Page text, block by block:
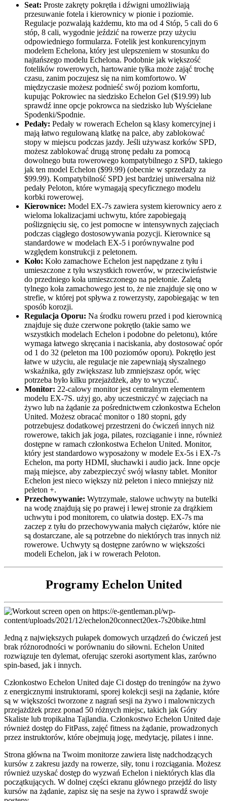
Seat: Proste zakręty pokrętła i dźwigni umożliwiają
przesuwanie fotela i kierownicy w pionie i poziomie.
Regulacje pozwalają każdemu, kto ma od 4 Stóp, 5 cali do 6
stóp, 8 cali, wygodnie jeździć na rowerze przy użyciu
odpowiedniego formularza. Fotelik jest konkurencyjnym
modelem Echelona, który jest ulepszeniem w stosunku do
najtańszego modelu Echelona. Podobnie jak większość
fotelików rowerowych, hartowanie tyłka może zająć trochę
czasu, zanim poczujesz się na nim komfortowo. W
międzyczasie możesz podnieść swój poziom komfortu,
kupując Pokrowiec na siedzisko Echelon Gel ($19.99) lub
sprawdź inne opcje pokrowca na siedzisko lub Wyściełane
Spodenki/Spodnie.
Pedały: Pedały w rowerach Echelon są klasy komercyjnej i
mają łatwo regulowaną klatkę na palce, aby zablokować
stopy w miejscu podczas jazdy. Jeśli używasz korków SPD,
możesz zablokować drugą stronę pedału za pomocą
dowolnego buta rowerowego kompatybilnego z SPD, takiego
jak ten model Echelon ($99.99) (obecnie w sprzedaży za
$99.99). Kompatybilność SPD jest bardziej uniwersalna niż
pedały Peloton, które wymagają specyficznego modelu
korbki rowerowej.
Kierownice: Model EX-7s zawiera system kierownicy aero z
wieloma lokalizacjami uchwytu, które zapobiegają
poślizgnięciu się, co jest pomocne w intensywnych zajęciach
podczas ciągłego dostosowywania pozycji. Kierownice są
standardowe w modelach EX-5 i porównywalne pod
względem konstrukcji z peletonem.
Koło: Koło zamachowe Echelon jest napędzane z tyłu i
umieszczone z tyłu wszystkich rowerów, w przeciwieństwie
do przedniego koła umieszczonego na peletonie. Zaletą
tylnego koła zamachowego jest to, że nie znajduje się ono w
strefie, w której pot spływa z rowerzysty, zapobiegając w ten
sposób korozji.
Regulacja Oporu: Na środku roweru przed i pod kierownicą
znajduje się duże czerwone pokrętło (takie samo we
wszystkich modelach Echelon i podobne do peletonu), które
wymaga łatwego skręcania i naciskania, aby dostosować opór
od 1 do 32 (peleton ma 100 poziomów oporu). Pokrętło jest
łatwe w użyciu, ale regulacje nie zapewniają słyszalnego
wskaźnika, gdy zwiększasz lub zmniejszasz opór, więc
potrzeba było kilku przejażdżek, aby to wyczuć.
Monitor: 22-calowy monitor jest centralnym elementem
modelu EX-7S. użyj go, aby uczestniczyć w zajęciach na
żywo lub na żądanie za pośrednictwem członkostwa Echelon
United. Możesz obracać monitor o 180 stopni, gdy
potrzebujesz dodatkowej przestrzeni do ćwiczeń innych niż
rowerowe, takich jak joga, pilates, rozciąganie i inne, również
dostępne w ramach członkostwa Echelon United. Monitor,
który jest standardowo wyposażony w modele Ex-5s i EX-7s
Echelon, ma porty HDMI, słuchawki i audio jack. Inne opcje
mają miejsce, aby zabezpieczyć swój własny tablet. Monitor
Echelon jest nieco większy niż peleton i nieco mniejszy niż
peleton +.
Przechowywanie: Wytrzymałe, stalowe uchwyty na butelki
na wodę znajdują się po prawej i lewej stronie za drążkiem
uchwytu i pod monitorem, co ułatwia dostęp. EX-7s ma
zaczep z tyłu do przechowywania małych ciężarów, które nie
są dostarczane, ale są potrzebne do niektórych tras innych niż
rowerowe. Uchwyty są dostępne zarówno w większości
modeli Echelon, jak i w rowerach Peloton.
Programy Echelon United
Jedną z największych pułapek domowych urządzeń do ćwiczeń jest
brak różnorodności w porównaniu do siłowni. Echelon United
rozwiązuje ten dylemat, oferując szeroki asortyment klas, zarówno
spin-based, jak i innych.
Członkostwo Echelon United daje Ci dostęp do treningów na żywo
z energicznymi instruktorami, sporej kolekcji sesji na żądanie, które
są w większości tworzone z nagrań sesji na żywo i malowniczych
przejażdżek przez ponad 50 różnych miejsc, takich jak Góry
Skaliste lub tropikalna Tajlandia. Członkostwo Echelon United daje
również dostęp do FitPass, zajęć fitness na żądanie, prowadzonych
przez instruktorów, które obejmują jogę, medytację, pilates i inne.
Strona główna na Twoim monitorze zawiera listę nadchodzących
kursów z zakresu jazdy na rowerze, siły, tonu i rozciągania. Możesz
również uzyskać dostęp do wyzwań Echelon i niektórych klas dla
początkujących. W dolnej części ekranu głównego przejdź do listy
kursów na żądanie, zapisz się na sesje na żywo i sprawdź swoje